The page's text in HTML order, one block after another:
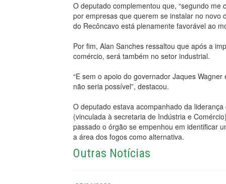
O deputado complementou que, “segundo
por empresas que querem se instalar no novo
do Recôncavo está plenamente favorável ao
Por fim, Alan Sanches ressaltou que após a
comércio, será também no setor industrial.
“E sem o apoio do governador Jaques
não seria possível”, destacou.
O deputado estava acompanhado da
(vinculada à secretaria de Indústria e
passado o órgão se empenhou em identificar
a área dos fogos como alternativa.
Outras Notícias